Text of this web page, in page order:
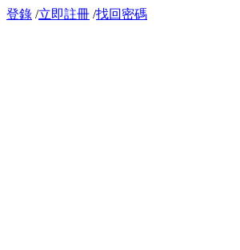
登錄 /立即註冊 /找回密碼